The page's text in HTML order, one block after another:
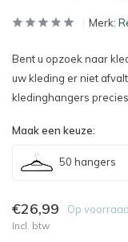
Merk:
Bent u opzoek naar
uw kleding er niet
kledinghangers
Maak een keuze:
50 hangers
€26,99 Op voorraad
Incl. btw